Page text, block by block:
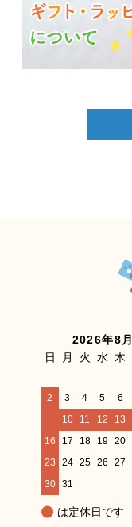
2026年8月
日
月 火 水 木
2
3 4 5 6
10 11 12 13
16
17 18 19 20
23
24 25 26 27
30
31
は定休日です